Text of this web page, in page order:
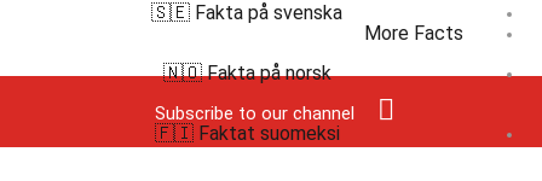
More Facts
Subscribe to our channel
🇸🇪 Fakta på svenska
🇳🇴 Fakta på norsk
🇫🇮 Faktat suomeksi